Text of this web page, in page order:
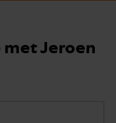
Jeroen